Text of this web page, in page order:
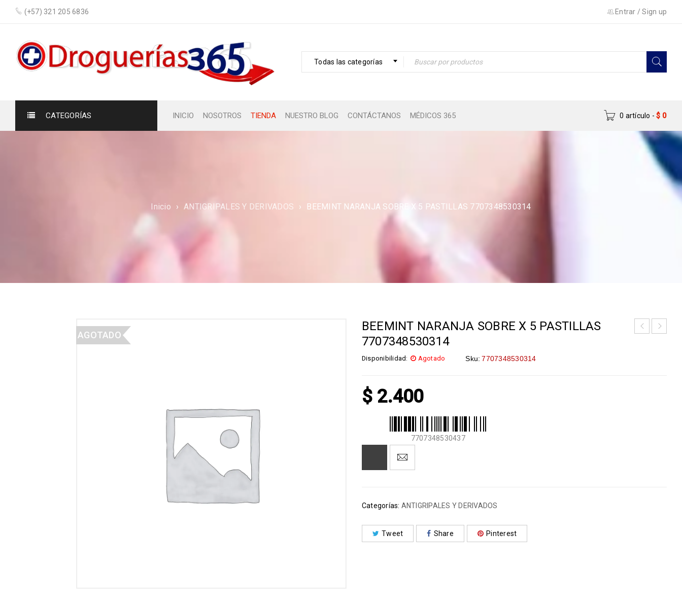
(+57) 321 205 6836 Entrar /Sign up
Todas las categorías
CATEGORÍAS INICIO NOSOTROS TIENDA NUESTRO BLOG CONTÁCTANOS MÉDICOS 365 0 artículo - $ 0
Inicio › ANTIGRIPALES Y DERIVADOS › BEEMINT NARANJA SOBRE X 5 PASTILLAS 7707348530314
AGOTADO
BEEMINT NARANJA SOBRE X 5 PASTILLAS
7707348530314
Disponibilidad: Agotado Sku: 7707348530314
$ 2.400
7707348530437
Categorías: ANTIGRIPALES Y DERIVADOS
Tweet Share Pinterest